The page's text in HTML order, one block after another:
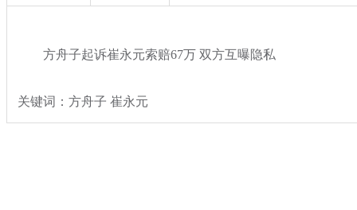
方舟子起诉崔永元索赔67万 双方互曝隐私
关键词：方舟子 崔永元